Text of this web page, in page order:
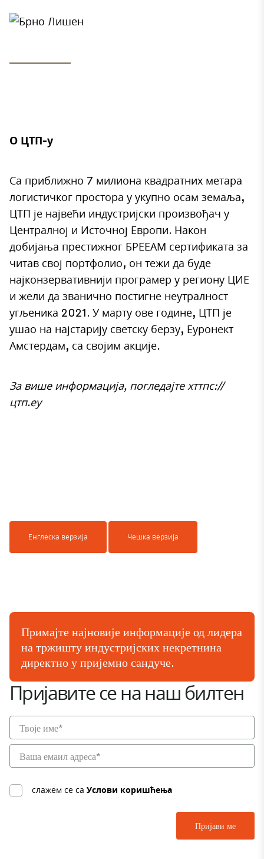
О ЦТП-у
Са приближно 7 милиона квадратних метара
логистичког простора у укупно осам земаља,
ЦТП је највећи индустријски произвођач у
Централној и Источној Европи. Након
добијања престижног БРЕЕАМ сертификата за
читав свој портфолио, он тежи да буде
најконзервативнији програмер у региону ЦИЕ
и жели да званично постигне неутралност
угљеника 2021. У марту ове године, ЦТП је
ушао на најстарију светску берзу, Еуронект
Амстердам, са својим акције.
За више информација, погледајте хттпс://
цтп.еу
Енглеска верзија Чешка верзија
Пријавите се на наш билтен
слажем се са Услови коришћења
Примајте најновије информације од лидера
на тржишту индустријских некретнина
директно у пријемно сандуче.